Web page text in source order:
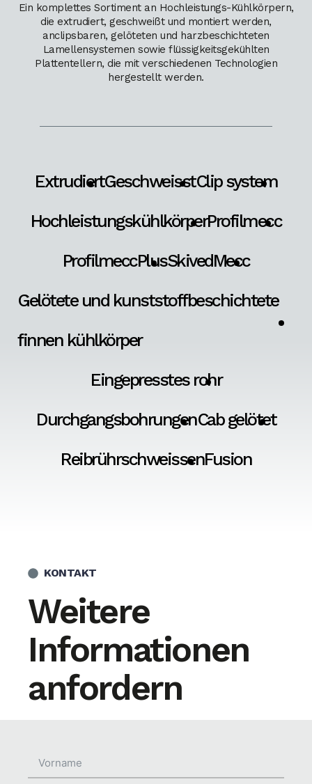
Ein komplettes Sortiment an Hochleistungs-Kühlkörpern,
die extrudiert, geschweißt und montiert werden,
anclipsbaren, gelöteten und harzbeschichteten
Lamellensystemen sowie flüssigkeitsgekühlten
Plattentellern, die mit verschiedenen Technologien
hergestellt werden.
ExtrudiertGeschweisstClip system
HochleistungskühlkörperProfilmecc
ProfilmeccPlusSkivedMecc
Gelötete und kunststoffbeschichtete
finnen kühlkörper
Eingepresstes rohr
DurchgangsbohrungenCab gelötet
ReibrührschweissenFusion
KONTAKT
Weitere
Informationen
anfordern